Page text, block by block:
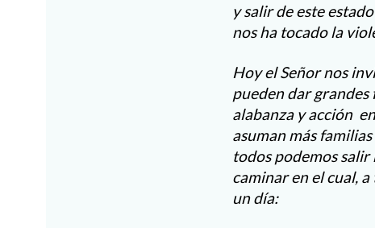
y salir de este
nos ha tocado la
Hoy el Señor nos
pueden dar grandes
alabanza y acción
asuman más
todos podemos salir
caminar en el cual,
un día: